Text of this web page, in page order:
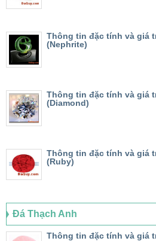
Thông tin đặc tính và giá
(Nephrite)
Thông tin đặc tính và giá
(Diamond)
Thông tin đặc tính và giá
(Ruby)
Đá Thạch Anh
Thông tin đặc tính và giá